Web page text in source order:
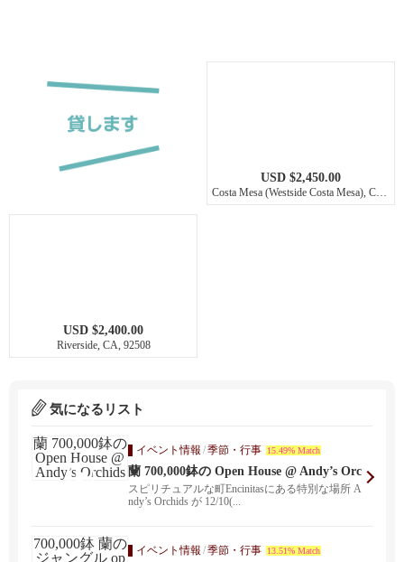
USD $2,450.00
Costa Mesa (Westside Costa Mesa), California, 92627
USD $2,400.00
Riverside, CA, 92508
気になるリスト
イベント情報 /季節・行事 15.49% Match
蘭 700,000鉢の Open House @ Andy’s Orc
hids
スピリチュアルな町Encinitasにある特別な場所 A
ndy’s Orchids が 12/10(...
イベント情報 /季節・行事 13.51% Match